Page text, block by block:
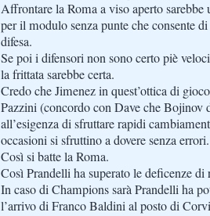
Affrontare la Roma a viso aperto
per il modulo senza punte che consente
difesa.
Se poi i difensori non sono certo piè
la frittata sarebbe certa.
Credo che Jimenez in quest’ottica di
Pazzini (concordo con Dave che Bojinov
all’esigenza di sfruttare rapidi
occasioni si sfruttino a dovere senza errori.
Così si batte la Roma.
Così Prandelli ha superato le deficenze
In caso di Champions sarà Prandelli ha
l’arrivo di Franco Baldini al posto di